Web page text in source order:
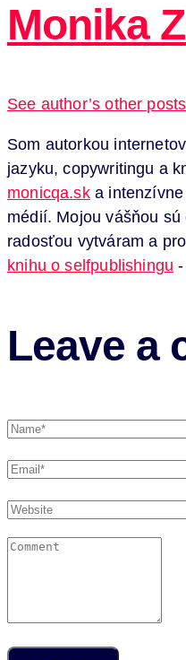
Monika
See author’s other posts
Som autorkou
jazyku, copywritingu a
monicqa.ska intenzívne
médií. Mojou vášňou
radosťou vytváram a
knihu o selfpublishingu
Leave a